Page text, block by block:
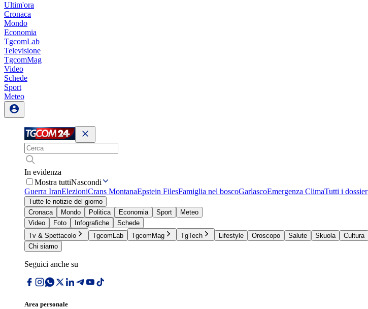
Ultim'ora
Cronaca
Mondo
Economia
TgcomLab
Televisione
TgcomMag
Video
Schede
Sport
Meteo
In evidenza
Mostra tuttiNascondi
Guerra IranElezioniCrans MontanaEpstein FilesFamiglia nel boscoGarlascoEmergenza ClimaTutti i dossier
Tutte le notizie del giorno
Cronaca
Mondo Politica Economia Sport
Meteo
Video
Foto Infografiche
Schede
Tv & Spettacolo
TgcomLab TgcomMag TgTech Lifestyle Oroscopo Salute Skuola Cultura
Chi siamo
Seguici anche su
Area personale